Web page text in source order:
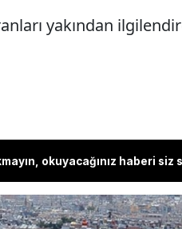
yakından
okuyacağınız haberi siz